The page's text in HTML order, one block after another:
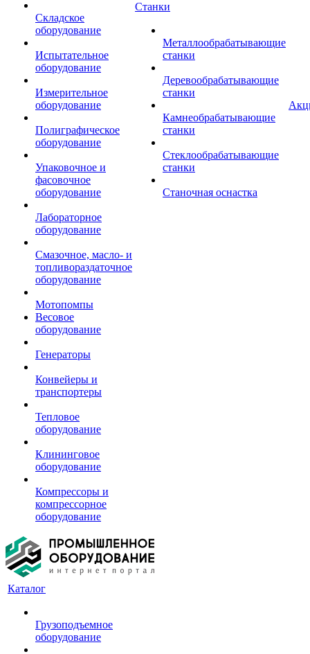
Складское
оборудование
Испытательное
оборудование
Измерительное
оборудование
Полиграфическое
оборудование
Упаковочное и
фасовочное
оборудование
Лабораторное
оборудование
Смазочное, масло- и
топливораздаточное
оборудование
Мотопомпы
Весовое
оборудование
Генераторы
Конвейеры и
транспортеры
Тепловое
оборудование
Клининговое
оборудование
Компрессоры и
компрессорное
оборудование
Станки
Металлообрабатывающие
станки
Деревообрабатывающие
станки
Камнеобрабатывающие
станки
Стеклообрабатывающие
станки
Станочная оснастка
Каталог
Грузоподъемное
оборудование